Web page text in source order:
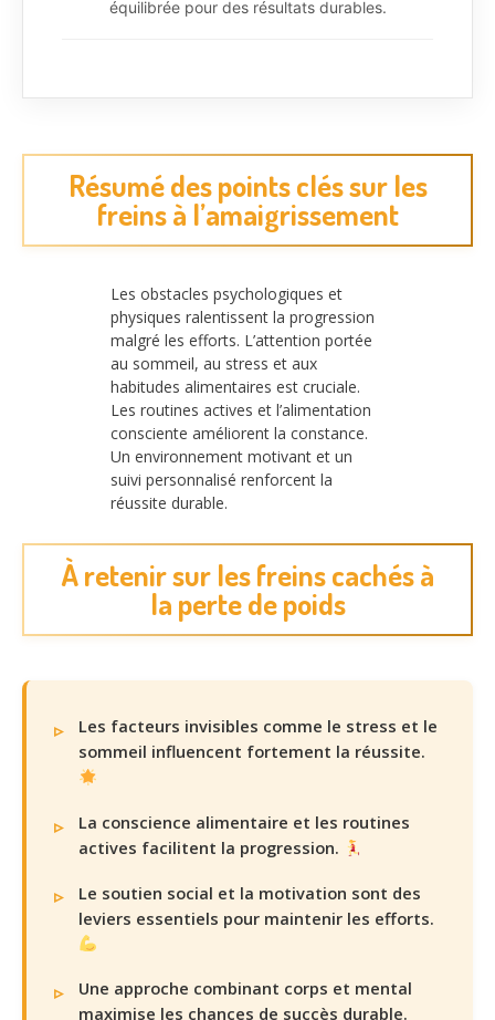
équilibrée pour des résultats durables.
Résumé des points clés sur les
freins à l’amaigrissement
Les obstacles psychologiques et
physiques ralentissent la progression
malgré les efforts. L’attention portée
au sommeil, au stress et aux
habitudes alimentaires est cruciale.
Les routines actives et l’alimentation
consciente améliorent la constance.
Un environnement motivant et un
suivi personnalisé renforcent la
réussite durable.
À retenir sur les freins cachés à
la perte de poids
Les facteurs invisibles comme le stress et le
sommeil influencent fortement la réussite.
La conscience alimentaire et les routines
actives facilitent la progression.
Le soutien social et la motivation sont des
leviers essentiels pour maintenir les efforts.
Une approche combinant corps et mental
maximise les chances de succès durable.